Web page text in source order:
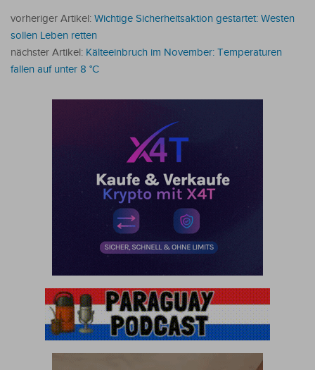
vorheriger Artikel: Wichtige Sicherheitsaktion gestartet: Westen
sollen Leben retten
nächster Artikel: Kälteeinbruch im November: Temperaturen
fallen auf unter 8 °C